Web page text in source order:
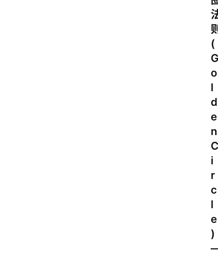
(
o
l
d
e
n
C
i
r
c
l
e
)